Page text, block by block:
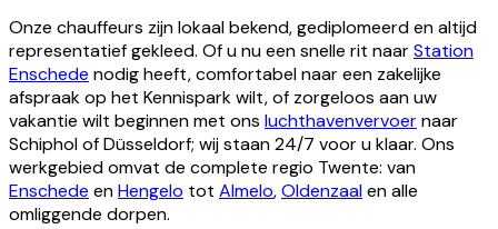
Onze chauffeurs zijn lokaal bekend, gediplomeerd en altijd
representatief gekleed. Of u nu een snelle rit naarStation
Enschede nodig heeft, comfortabel naar een zakelijke
afspraak op het Kennispark wilt, of zorgeloos aan uw
vakantie wilt beginnen met ons luchthavenvervoernaar
Schiphol of Düsseldorf; wij staan 24/7 voor u klaar. Ons
werkgebied omvat de complete regio Twente: van
Enschede enHengelo tot Almelo,Oldenzaalen alle
omliggende dorpen.